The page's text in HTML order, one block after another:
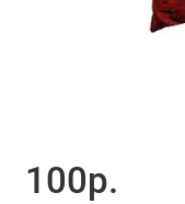
100р.